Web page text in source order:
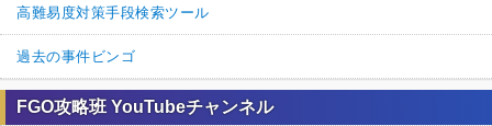
高難易度対策手段検索ツール
過去の事件ビンゴ
FGO攻略班 YouTubeチャンネル